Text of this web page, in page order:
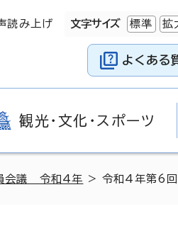
読み上げ 文字サイズ 標準 拡
よくある
観光・文化・スポーツ
会議 令和4年 > 令和4年第6回